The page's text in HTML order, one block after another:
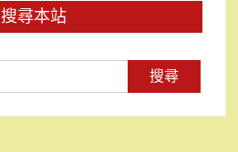
搜尋本站
尋
關